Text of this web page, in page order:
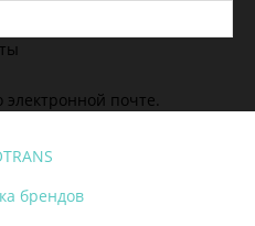
почте.